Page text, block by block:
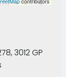
3012 GP